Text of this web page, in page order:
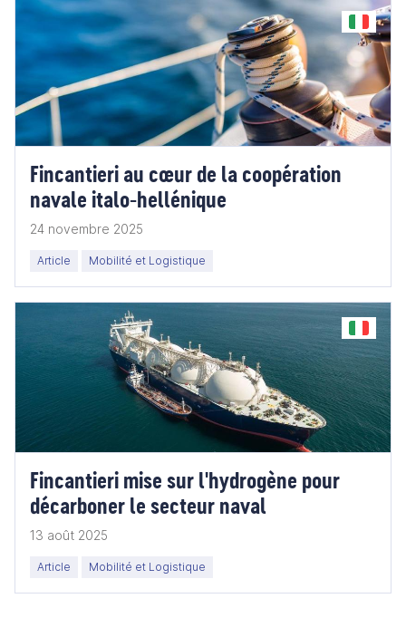
Fincantieri au cœur de la coopération
navale italo-hellénique
24 novembre 2025
Article Mobilité et Logistique
Fincantieri mise sur l'hydrogène pour
décarboner le secteur naval
13 août 2025
Article Mobilité et Logistique